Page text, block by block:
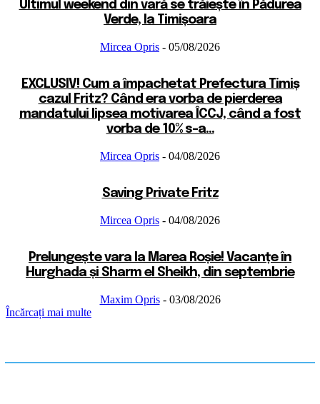
Ultimul weekend din vară se trăiește în Pădurea
Verde, la Timișoara
Mircea Opris - 05/08/2026
EXCLUSIV! Cum a împachetat Prefectura Timiș
cazul Fritz? Când era vorba de pierderea
mandatului lipsea motivarea ÎCCJ, când a fost
vorba de 10% s-a...
Mircea Opris - 04/08/2026
Saving Private Fritz
Mircea Opris - 04/08/2026
Prelungește vara la Marea Roșie! Vacanțe în
Hurghada și Sharm el Sheikh, din septembrie
Maxim Opris - 03/08/2026
Încărcați mai multe